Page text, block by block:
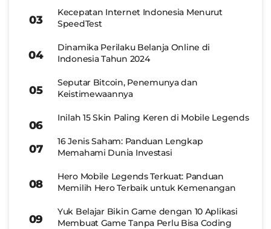
Kecepatan Internet Indonesia Menurut
SpeedTest
Dinamika Perilaku Belanja Online di
Indonesia Tahun 2024
Seputar Bitcoin, Penemunya dan
Keistimewaannya
Inilah 15 Skin Paling Keren di Mobile Legends
16 Jenis Saham: Panduan Lengkap
Memahami Dunia Investasi
Hero Mobile Legends Terkuat: Panduan
Memilih Hero Terbaik untuk Kemenangan
Yuk Belajar Bikin Game dengan 10 Aplikasi
Membuat Game Tanpa Perlu Bisa Coding